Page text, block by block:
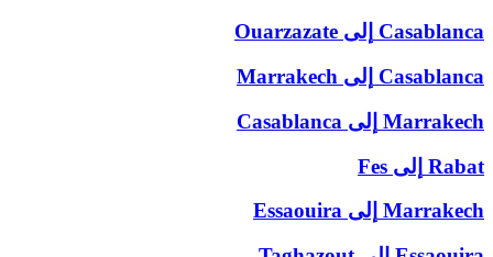
Casablanca إلى Ouarzazate
Casablanca إلى Marrakech
Marrakech إلى Casablanca
Rabat إلى Fes
Marrakech إلى Essaouira